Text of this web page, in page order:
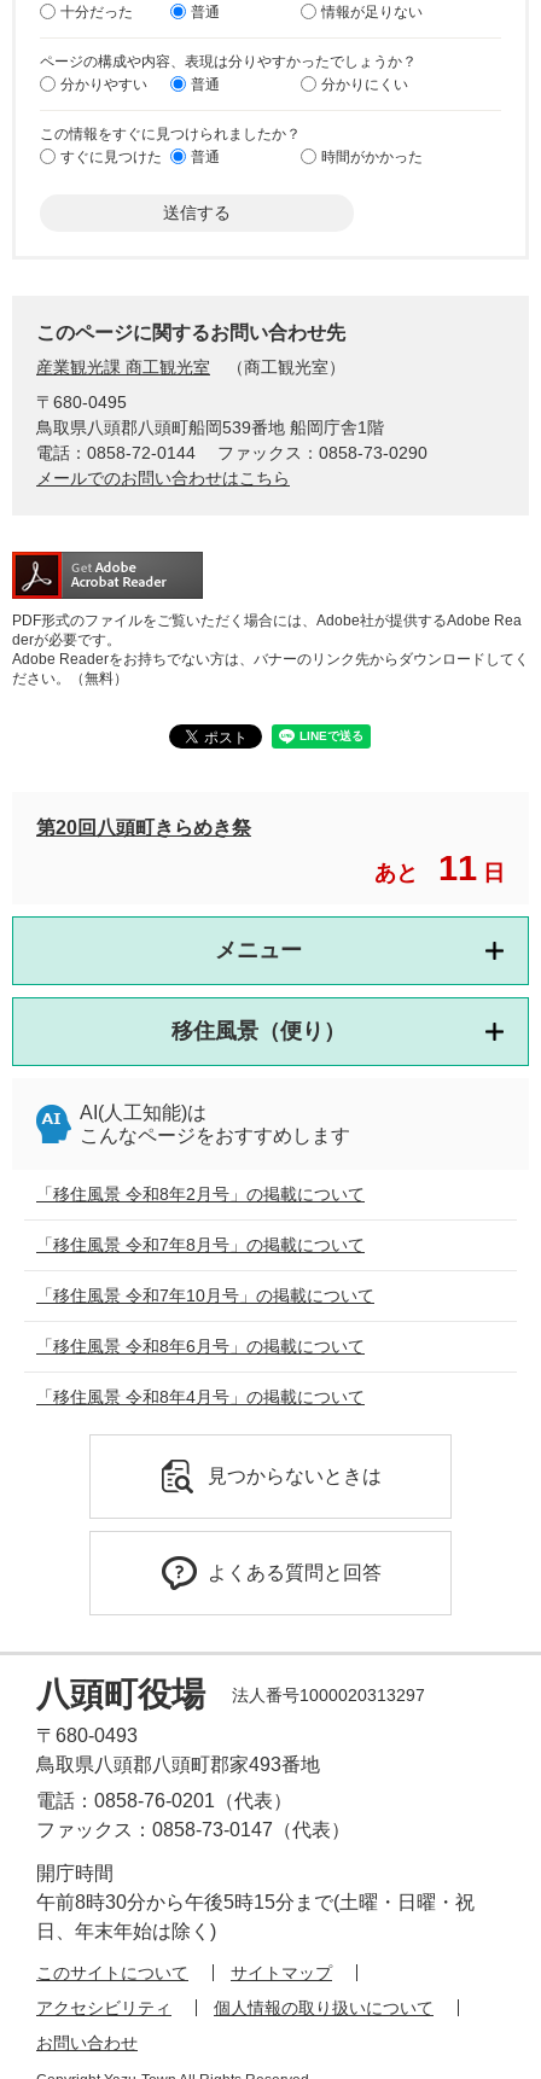
十分だった
普通 情報が足りない
ページの構成や内容、表現は分りやすかったでしょうか？
分かりやすい
普通 分かりにくい
この情報をすぐに見つけられましたか？
すぐに見つけた
普通 時間がかかった
このページに関するお問い合わせ先
産業観光課 商工観光室
商工観光室
〒680-0495
鳥取県八頭郡八頭町船岡539番地 船岡庁舎1階
電話：0858-72-0144
ファックス：0858-73-0290
メールでのお問い合わせはこちら
PDF形式のファイルをご覧いただく場合には、Adobe社が提供するAdobe Rea
derが必要です。
Adobe Readerをお持ちでない方は、バナーのリンク先からダウンロードしてく
ださい。（無料）
第20回八頭町きらめき祭
あと 11 日
メニュー
移住風景（便り）
AI(人工知能)は
こんなページをおすすめします
「移住風景 令和8年2月号」の掲載について
「移住風景 令和7年8月号」の掲載について
「移住風景 令和7年10月号」の掲載について
「移住風景 令和8年6月号」の掲載について
「移住風景 令和8年4月号」の掲載について
見つからないときは
よくある質問と回答
八頭町役場 法人番号1000020313297
〒680-0493
鳥取県八頭郡八頭町郡家493番地
電話：0858-76-0201（代表）
ファックス：0858-73-0147（代表）
開庁時間
午前8時30分から午後5時15分まで(土曜・日曜・祝
日、年末年始は除く)
このサイトについて
サイトマップ
アクセシビリティ
個人情報の取り扱いについて
お問い合わせ